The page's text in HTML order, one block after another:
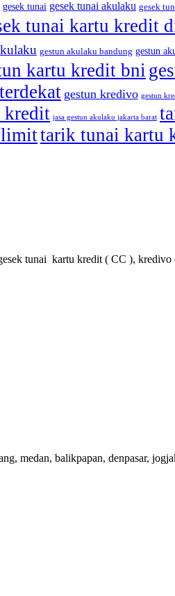
gesek tunai gesek tunai akulaku gesek
tunai kartu kredit
gestun akulaku bandung gestun
kartu kredit bni
gestun kredivo gestun
kredit jasa gestun akulaku jakarta barat
limittarik tunai kartu
tunai kartu kredit ( CC ),
medan, balikpapan, denpasar,